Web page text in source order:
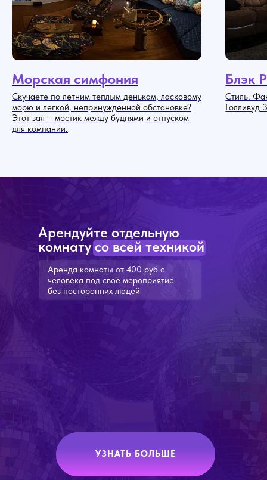
Морская симфония
Скучаете по летним теплым денькам, ласковому
морю и легкой, непринужденной обстановке?
Этот зал – мостик между буднями и отпуском
для компании.
Блэк
Стиль.
Голливуд
Аренда комнаты от 400 руб с
человека под своё мероприятие
без посторонних людей
Арендуйте отдельную
комнату со всей техникой
УЗНАТЬ БОЛЬШЕ